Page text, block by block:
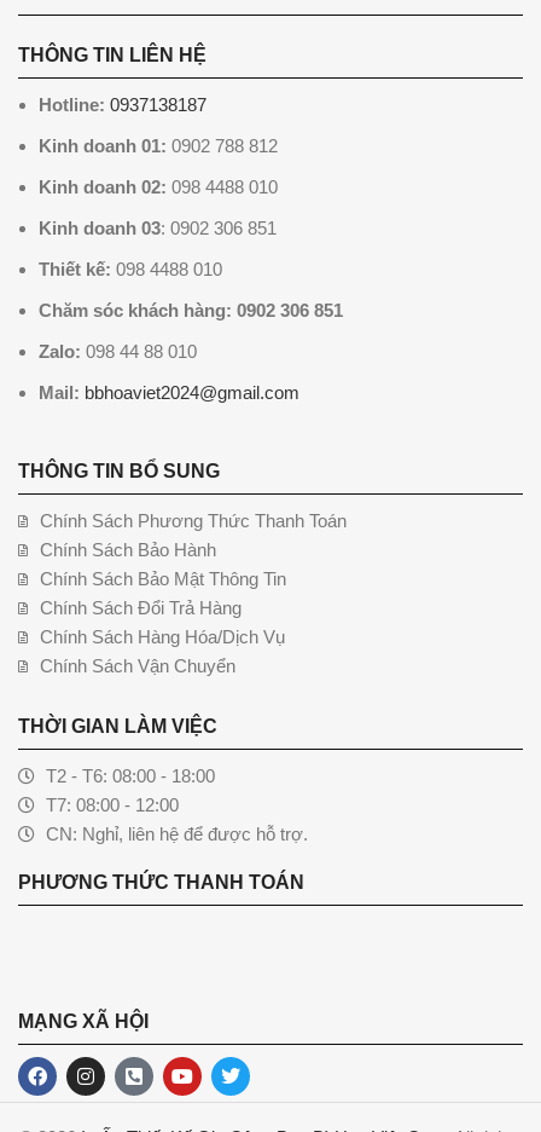
THÔNG TIN LIÊN HỆ
Hotline: 0937138187
Kinh doanh 01: 0902 788 812
Kinh doanh 02: 098 4488 010
Kinh doanh 03: 0902 306 851
Thiết kế: 098 4488 010
Chăm sóc khách hàng: 0902 306 851
Zalo: 098 44 88 010
Mail: bbhoaviet2024@gmail.com
THÔNG TIN BỔ SUNG
Chính Sách Phương Thức Thanh Toán
Chính Sách Bảo Hành
Chính Sách Bảo Mật Thông Tin
Chính Sách Đổi Trả Hàng
Chính Sách Hàng Hóa/Dịch Vụ
Chính Sách Vận Chuyển
THỜI GIAN LÀM VIỆC
T2 - T6: 08:00 - 18:00
T7: 08:00 - 12:00
CN: Nghỉ, liên hệ để được hỗ trợ.
PHƯƠNG THỨC THANH TOÁN
MẠNG XÃ HỘI